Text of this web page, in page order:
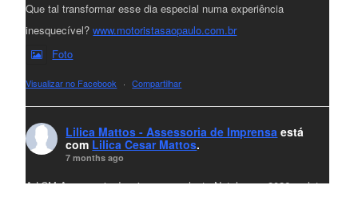
Que tal transformar esse dia especial numa experiência
inesquecível?www.motoristasaopaulo.com.br
Foto
Visualizar no Facebook · Compartilhar
Lilica Mattos - Assessoria de Imprensa está
com Lilica Cesar Mattos.
7 months ago
A LCM Assessoria deseja um excelente Natal e um 2026 repleto